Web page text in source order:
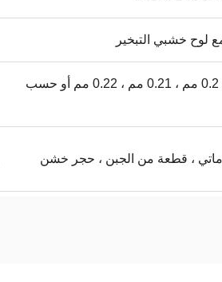
لوح خشبي التبخير
0.15-0.47 مم ، 0.2 مم ، 0.21 مم ، 0.22 مم أو حسب
، قطعة من الجبن ، حجر خشن